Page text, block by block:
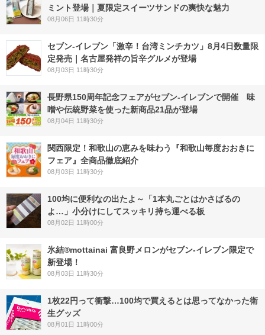
ミント登場｜夏限定スイーツサンドの爽快な魅力
08月06日 11時30分
セブン-イレブン「激辛！台湾ミンチカツ」8月4日数量限
定発売｜名古屋発祥の旨辛グルメが登場
08月03日 11時30分
長野県150周年記念フェアがセブン-イレブンで開催 味
噌や伝統野菜を使った新商品21品が登場
08月04日 11時30分
関西限定！和歌山の恵みを味わう『和歌山毎度おおきに
フェア』全商品徹底紹介
08月03日 11時30分
100均に便利なの出たよ～「1本丸ごとはかさばるの
よ…」小分けにしてスッキリ持ち運べる板
08月02日 11時00分
氷結®mottainai 富良野メロンがセブン‐イレブン限定で
新登場！
08月03日 11時30分
1枚22円って衝撃…100均で買えるとは思ってなかった衛
生グッズ
08月01日 11時00分